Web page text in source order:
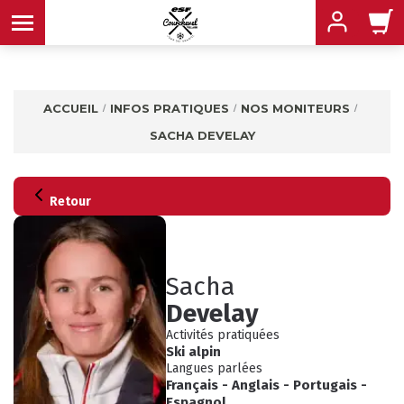
INFOS PRATIQUES
CONSEILS
MENU
MENU
MENU
MENU
ACCUEIL INFOS PRATIQUES
NOS MONITEURS
SACHA DEVELAY
Retour
Sacha
Develay
Activités pratiquées
Ski alpin
Langues parlées
Français -Anglais - Portugais -